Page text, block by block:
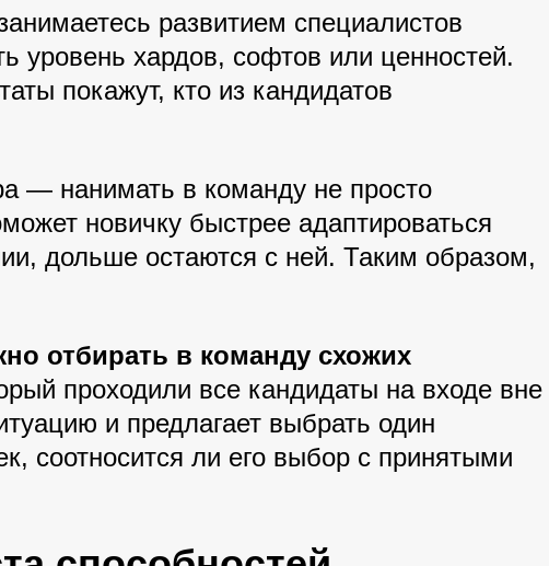
развитием специалистов
уровень хардов, софтов или ценностей.
покажут, кто из кандидатов
— нанимать в команду не просто
новичку быстрее адаптироваться
дольше остаются с ней. Таким образом,
отбирать в команду схожих
проходили все кандидаты на входе вне
и предлагает выбрать один
соотносится ли его выбор с принятыми